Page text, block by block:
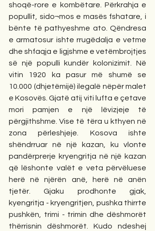
shoqë-rore e kombëtare. Përkrahja e
popullit, sido¬mos e masës fshatare, i
bënte të pathyeshme ato. Qëndresa
e armatosur ishte rrugëdalja e vetme
dhe shfaqja e ligjshme e vetëmbrojtjes
së një populli kundër kolonizimit. Në
vitin 1920 ka pasur më shumë se
10.000 (dhjetëmijë) ilegalë nëpër malet
e Kosovës. Gjatë atij viti lufta e çetave
mori pamjen e një lëvizjeje të
përgjithshme. Vise të tëra u kthyen në
zona përleshjeje. Kosova ishte
shëndrruar në një kazan, ku vlonte
pandërprerje kryengritja në një kazan
që lëshonte valët e veta përvëluese
herë në njërën anë, herë në anën
tjetër. Gjaku prodhonte gjak,
kyengritja - kryengritjen, pushka thirrte
pushkën, trimi - trimin dhe dëshmorët
thërrisnin dëshmorët. Kudo ndeshej